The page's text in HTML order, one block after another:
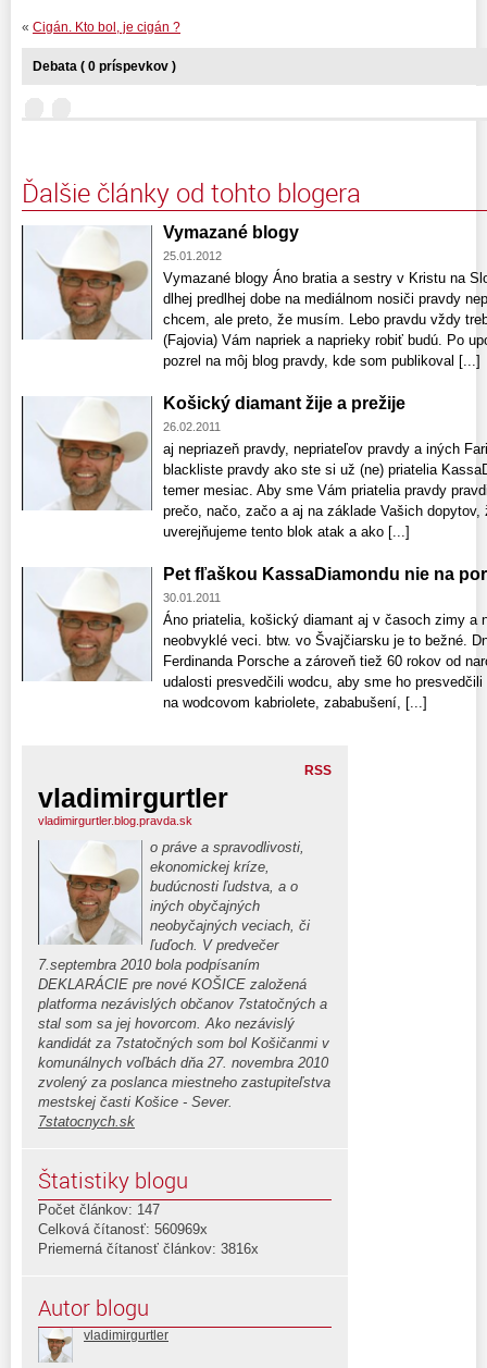
« Cigán. Kto bol, je cigán ?
Debata ( 0 príspevkov )
Ďalšie články od tohto blogera
Vymazané blogy
25.01.2012
Vymazané blogy Áno bratia a sestry v Kristu na
dlhej predlhej dobe na mediálnom nosiči pravdy
chcem, ale preto, že musím. Lebo pravdu vždy
(Fajovia) Vám napriek a naprieky robiť budú. Po
pozrel na môj blog pravdy, kde som publikoval [...]
Košický diamant žije a prežije
26.02.2011
aj nepriazeň pravdy, nepriateľov pravdy a iných
blackliste pravdy ako ste si už (ne) priatelia
temer mesiac. Aby sme Vám priatelia pravdy
prečo, načo, začo a aj na základe Vašich
uverejňujeme tento blok atak a ako [...]
Pet fľaškou KassaDiamondu nie na
30.01.2011
Áno priatelia, košický diamant aj v časoch zimy a
neobvyklé veci. btw. vo Švajčiarsku je to bežné.
Ferdinanda Porsche a zároveň tiež 60 rokov od
udalosti presvedčili wodcu, aby sme ho
na wodcovom kabriolete, zababušení, [...]
RSS
vladimirgurtler
vladimirgurtler.blog.pravda.sk
o práve a spravodlivosti,
ekonomickej kríze,
budúcnosti ľudstva, a o
iných obyčajných
neobyčajných veciach, či
ľuďoch. V predvečer
7.septembra 2010 bola podpísaním
DEKLARÁCIE pre nové KOŠICE založená
platforma nezávislých občanov 7statočných a
stal som sa jej hovorcom. Ako nezávislý
kandidát za 7statočných som bol Košičanmi v
komunálnych voľbách dňa 27. novembra 2010
zvolený za poslanca miestneho zastupiteľstva
mestskej časti Košice - Sever.
7statocnych.sk
Štatistiky blogu
Počet článkov: 147
Celková čítanosť: 560969x
Priemerná čítanosť článkov: 3816x
Autor blogu
vladimirgurtler